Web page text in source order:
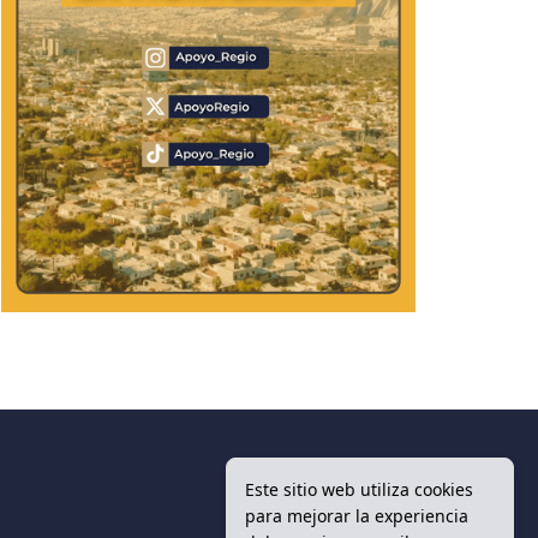
Este sitio web utiliza cookies
para mejorar la experiencia